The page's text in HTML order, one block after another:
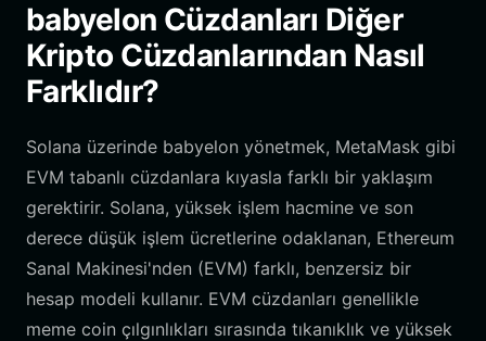
babyelon Cüzdanları Diğer
Kripto Cüzdanlarından Nasıl
Farklıdır?
Solana üzerinde babyelon yönetmek, MetaMask gibi
EVM tabanlı cüzdanlara kıyasla farklı bir yaklaşım
gerektirir. Solana, yüksek işlem hacmine ve son
derece düşük işlem ücretlerine odaklanan, Ethereum
Sanal Makinesi'nden (EVM) farklı, benzersiz bir
hesap modeli kullanır. EVM cüzdanları genellikle
meme coin çılgınlıkları sırasında tıkanıklık ve yüksek